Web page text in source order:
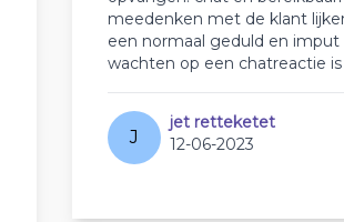
meedenken met de klant
een normaal geduld en
wachten op een chatreactie
J
jet retteketet
12-06-2023